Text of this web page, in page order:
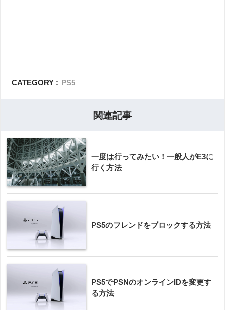
CATEGORY : PS5
関連記事
一度は行ってみたい！一般人がE3に
行く方法
PS5のフレンドをブロックする方法
PS5でPSNのオンラインIDを変更す
る方法